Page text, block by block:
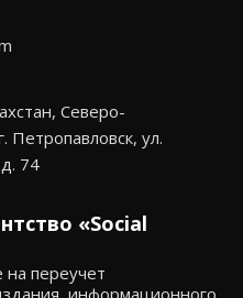
Северо-
Петропавловск, ул.
74
«Social
на переучет